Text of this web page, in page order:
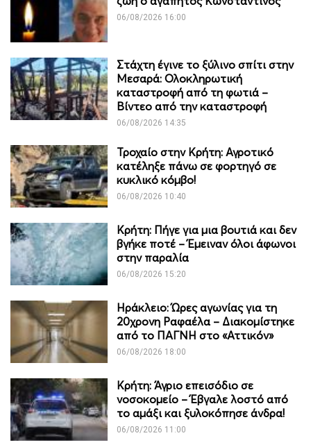
06/08/2026 16:00
Στάχτη έγινε το ξύλινο σπίτι στην
Μεσαρά: Ολοκληρωτική
καταστροφή από τη φωτιά –
Βίντεο από την καταστροφή
06/08/2026 14:35
Τροχαίο στην Κρήτη: Αγροτικό
κατέληξε πάνω σε φορτηγό σε
κυκλικό κόμβο!
06/08/2026 10:40
Κρήτη: Πήγε για μια βουτιά και δεν
βγήκε ποτέ – Έμειναν όλοι άφωνοι
στην παραλία
06/08/2026 15:20
Ηράκλειο: Ώρες αγωνίας για τη
20χρονη Ραφαέλα – Διακομίστηκε
από το ΠΑΓΝΗ στο «Αττικόν»
06/08/2026 18:00
Κρήτη: Άγριο επεισόδιο σε
νοσοκομείο – Έβγαλε λοστό από
το αμάξι και ξυλοκόπησε άνδρα!
06/08/2026 11:00